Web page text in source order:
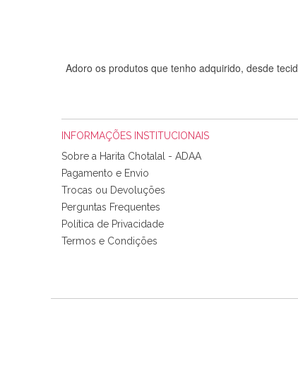
Adoro os produtos que tenho adquirido, desde
Tudo chegou em condições, pois os produtos
padrão e cores muito bonitas e a execução
INFORMAÇÕES INSTITUCIONAIS
Sobre a Harita Chotalal - ADAA
Pagamento e Envio
Trocas ou Devoluções
Perguntas Frequentes
Política de Privacidade
Termos e Condições